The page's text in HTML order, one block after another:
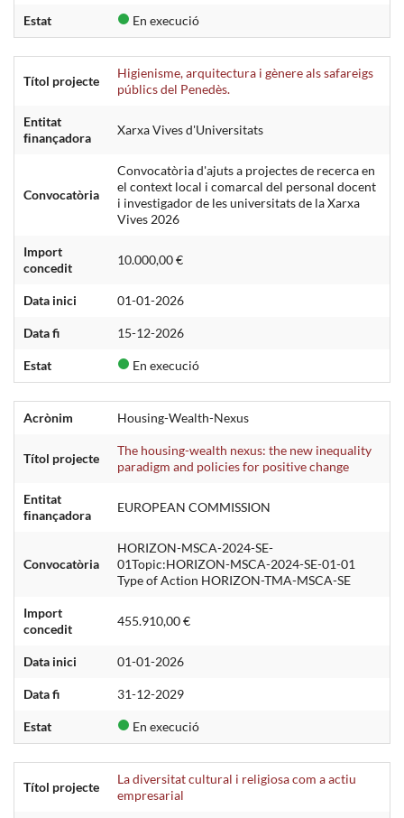
Estat En execució
Títol projecte
Higienisme, arquitectura i gènere als safareigs
públics del Penedès.
Entitat
ﬁnançadora
Xarxa Vives d'Universitats
Convocatòria
Convocatòria d'ajuts a projectes de recerca en
el context local i comarcal del personal docent
i investigador de les universitats de la Xarxa
Vives 2026
Import
concedit
10.000,00 €
Data inici 01-01-2026
Data fi 15-12-2026
Estat En execució
Acrònim Housing-Wealth-Nexus
Títol projecte
The housing-wealth nexus: the new inequality
paradigm and policies for positive change
Entitat
ﬁnançadora
EUROPEAN COMMISSION
Convocatòria
HORIZON-MSCA-2024-SE-
01Topic:HORIZON-MSCA-2024-SE-01-01
Type of Action HORIZON-TMA-MSCA-SE
Import
concedit
455.910,00 €
Data inici 01-01-2026
Data fi 31-12-2029
Estat En execució
Títol projecte
La diversitat cultural i religiosa com a actiu
empresarial